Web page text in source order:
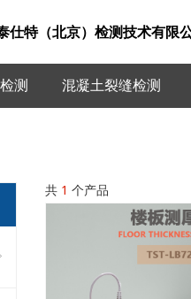
测 混凝土裂缝检测
仕特（北京）检测技术有限
共 1 个产品